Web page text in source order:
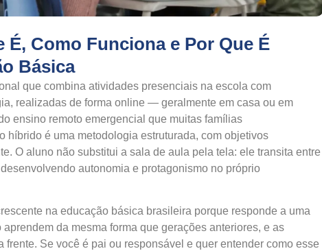
Como Funciona e Por Que É
Básica
que combina atividades presenciais na escola com
realizadas de forma online — geralmente em casa ou em
ensino remoto emergencial que muitas famílias
híbrido é uma metodologia estruturada, com objetivos
O aluno não substitui a sala de aula pela tela: ele transita entre
autonomia e protagonismo no próprio
na educação básica brasileira porque responde a uma
da mesma forma que gerações anteriores, e as
Se você é pai ou responsável e quer entender como esse